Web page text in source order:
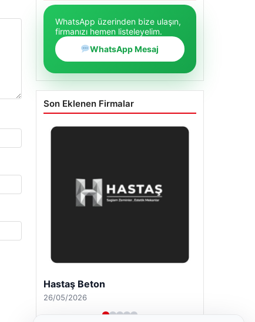
WhatsApp üzerinden bize ulaşın,
firmanızı hemen listeleyelim.
WhatsApp Mesaj
Son Eklenen Firmalar
Hastaş Beton
26/05/2026